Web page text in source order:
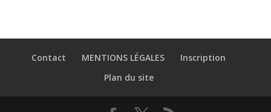
Contact MENTIONS LÉGALES
Inscription
Plan du site